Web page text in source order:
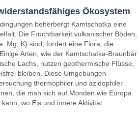
Ökosystem
beherbergt Kamtschatka eine
Die Fruchtbarkeit vulkanischer Böden,
Mg, K) sind, fördert eine Flora, die
Arten, wie der Kamtschatka-Braunbär
Lachs, nutzen geothermische Flüsse,
bleiben. Diese Umgebungen
thermophiler und azidophiler
die man sich auf Monden wie Europa
wo Eis und innere Aktivität